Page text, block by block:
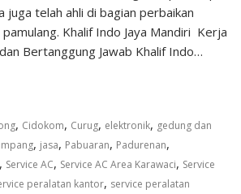
juga telah ahli di bagian perbaikan
Khalif Indo Jaya Mandiri Kerja
Bertanggung Jawab Khalif Indo…
, Cidokom, Curug, elektronik, gedung dan
, jasa, Pabuaran, Padurenan,
, Service AC, Service AC Area Karawaci, Service
peralatan kantor, service peralatan